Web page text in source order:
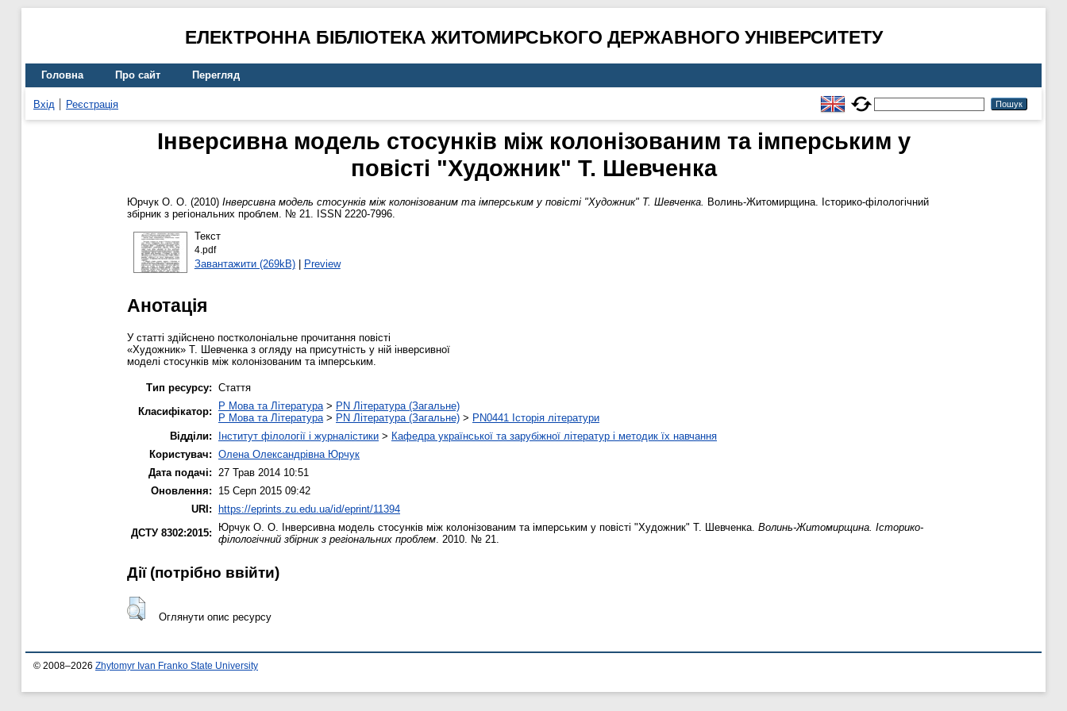
ЕЛЕКТРОННА БІБЛІОТЕКА ЖИТОМИРСЬКОГО ДЕРЖАВНОГО УНІВЕРСИТЕТУ
Головна Про сайт Перегляд
Вхід Реєстрація
Інверсивна модель стосунків між колонізованим та імперським у
повісті "Художник" Т. Шевченка
Юрчук О. О. (2010) Інверсивна модель стосунків між колонізованим та імперським у повісті "Художник" Т. Шевченка. Волинь-Житомирщина. Історико-філологічний
збірник з регіональних проблем. № 21. ISSN 2220-7996.
Текст
4.pdf
Завантажити (269kB)| Preview
Анотація
У статті здійснено постколоніальне прочитання повісті
«Художник» Т. Шевченка з огляду на присутність у ній інверсивної
моделі стосунків між колонізованим та імперським.
Тип ресурсу: Стаття
Класифікатор:
P Мова та Література > PN Література (Загальне)
P Мова та Література > PN Література (Загальне) > PN0441 Історія літератури
Відділи:
Інститут філології і журналістики > Кафедра української та зарубіжної літератур і методик їх навчання
Користувач: Олена Олександрівна Юрчук
Дата подачі:
27 Трав 2014 10:51
Оновлення:
15 Серп 2015 09:42
URI: https://eprints.zu.edu.ua/id/eprint/11394
ДСТУ 8302:2015:
Юрчук О. О. Інверсивна модель стосунків між колонізованим та імперським у повісті "Художник" Т. Шевченка. Волинь-Житомирщина. Історико-
філологічний збірник з регіональних проблем . 2010. № 21.
Дії ​​(потрібно ввійти)
Оглянути опис ресурсу
© 2008–2026 Zhytomyr Ivan Franko State University